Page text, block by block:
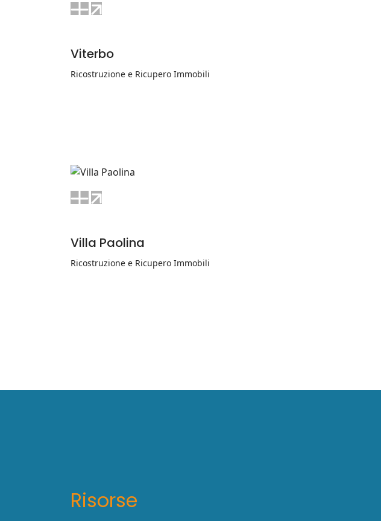
Viterbo
Ricostruzione e Ricupero Immobili
Villa Paolina
Ricostruzione e Ricupero Immobili
Risorse